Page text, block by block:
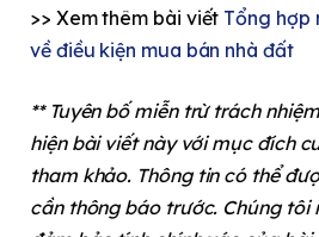
>> Xem thêm bài viết Tổng hợp
về điều kiện mua bán nhà đất
** Tuyên bố miễn trừ trách
hiện bài viết này với mục đích
tham khảo. Thông tin có thể
cần thông báo trước. Chúng tôi